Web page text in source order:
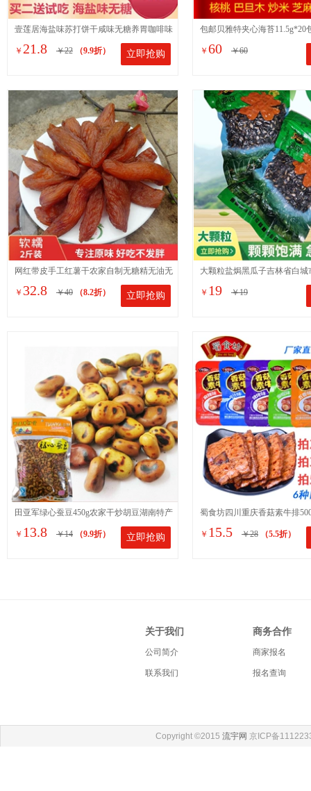
壹莲居海盐味苏打饼干咸味无糖养胃咖啡味
梳打柠檬夹心脆饼干代餐
￥ 21.8 ￥22 （9.9折） 立即抢购
包邮贝雅特夹心海苔11.5g*20
￥ 60 ￥60
网红带皮手工红薯干农家自制无糖精无油无
添加零食番薯软糯地瓜干
￥ 32.8 ￥40 （8.2折） 立即抢购
大颗粒盐焗黑瓜子吉林省白城
￥ 19 ￥19
田亚军绿心蚕豆450g农家干炒胡豆湖南特产
硬蚕豆原味坚果小吃零食
￥ 13.8 ￥14 （9.9折） 立即抢购
蜀食坊四川重庆香菇素牛排
手撕豆腐干豆制品零食
￥ 15.5 ￥28 （5.5折）
关于我们
公司简介
联系我们
商务合作
商家报名
报名查询
Copyright ©2015流宇网 京ICP备